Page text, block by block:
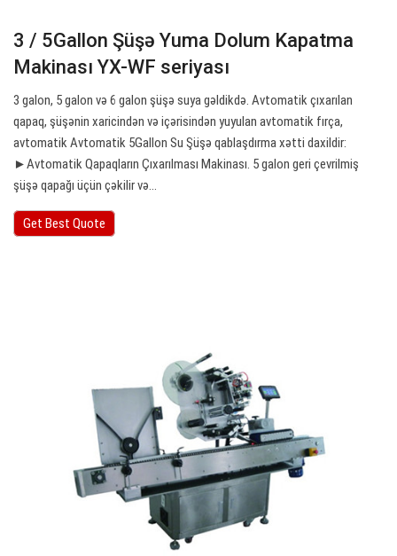
3 / 5Gallon Şüşə Yuma Dolum Kapatma
Makinası YX-WF seriyası
3 galon, 5 galon və 6 galon şüşə suya gəldikdə. Avtomatik çıxarılan
qapaq, şüşənin xaricindən və içərisindən yuyulan avtomatik fırça,
avtomatik Avtomatik 5Gallon Su Şüşə qablaşdırma xətti daxildir:
►Avtomatik Qapaqların Çıxarılması Makinası. 5 galon geri çevrilmiş
şüşə qapağı üçün çəkilir və…
Get Best Quote